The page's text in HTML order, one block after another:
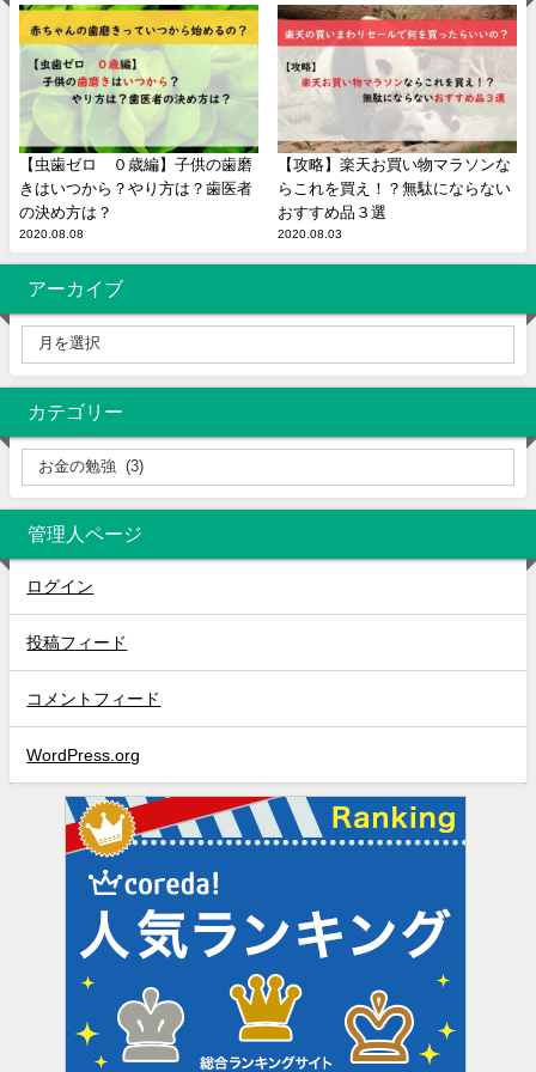
【虫歯ゼロ ０歳編】子供の歯磨
きはいつから？やり方は？歯医者
の決め方は？
2020.08.08
【攻略】楽天お買い物マラソンな
らこれを買え！？無駄にならない
おすすめ品３選
2020.08.03
アーカイブ
カテゴリー
管理人ページ
ログイン
投稿フィード
コメントフィード
WordPress.org